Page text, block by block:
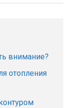
внимание?
отопления